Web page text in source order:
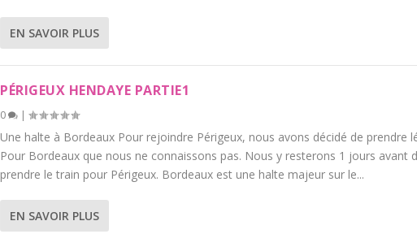
EN SAVOIR PLUS
PÉRIGEUX HENDAYE PARTIE1
0 |
Une halte à Bordeaux Pour rejoindre Périgeux, nous avons décidé de prendre
Pour Bordeaux que nous ne connaissons pas. Nous y resterons 1 jours avant
prendre le train pour Périgeux. Bordeaux est une halte majeur sur le...
EN SAVOIR PLUS